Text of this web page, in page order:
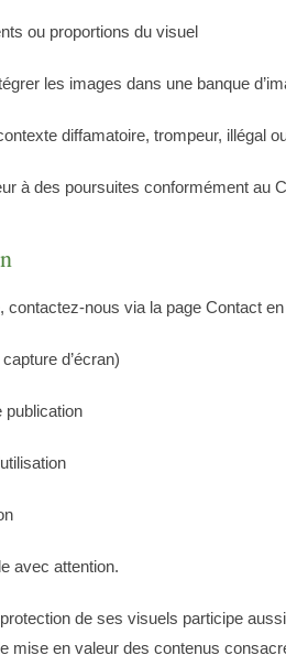
ou proportions du visuel
les images dans une banque
diffamatoire, trompeur, illégal
à des poursuites conformément au
contactez-nous via la page Contact
d’écran)
publication
avec attention.
de ses visuels participe
mise en valeur des contenus